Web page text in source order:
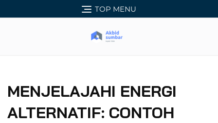
to
TOP MENU
MENJELAJAHI ENERGI
ALTERNATIF: CONTOH